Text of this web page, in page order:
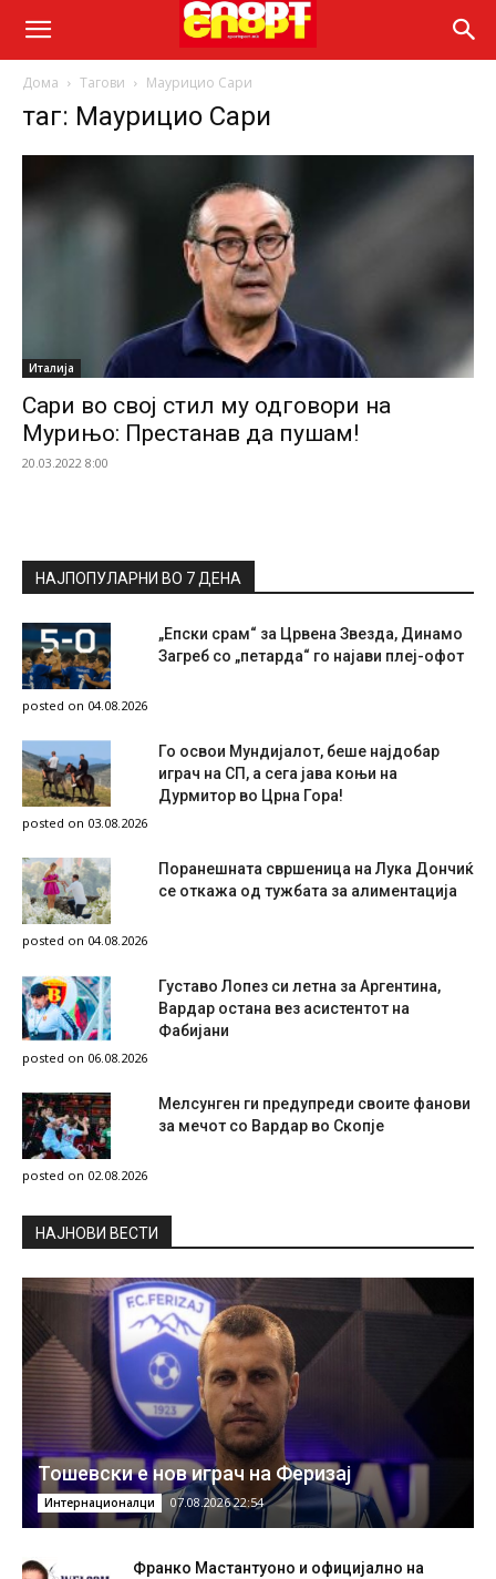
Дома Тагови Маурицио Сари
таг: Маурицио Сари
Италија
Сари во свој стил му одговори на
Мурињо: Престанав да пушам!
20.03.2022 8:00
НАЈПОПУЛАРНИ ВО 7 ДЕНА
„Епски срам“ за Црвена Звезда, Динамо
Загреб со „петарда“ го најави плеј-офот
posted on 04.08.2026
Го освои Мундијалот, беше најдобар
играч на СП, а сега јава коњи на
Дурмитор во Црна Гора!
posted on 03.08.2026
Поранешната свршеница на Лука Дончиќ
се откажа од тужбата за алиментација
posted on 04.08.2026
Густаво Лопез си летна за Аргентина,
Вардар остана вез асистентот на
Фабијани
posted on 06.08.2026
Мелсунген ги предупреди своите фанови
за мечот со Вардар во Скопје
posted on 02.08.2026
НAЈНОВИ ВЕСТИ
Тошевски е нов играч на Феризај
Интернационалци 07.08.2026 22:54
Франко Мастантуоно и официјално на